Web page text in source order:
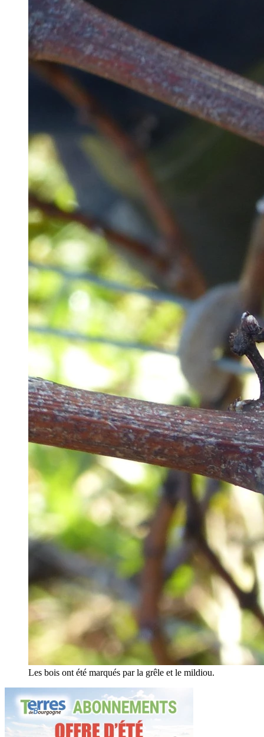
Les bois ont été marqués par la grêle et le mildiou.